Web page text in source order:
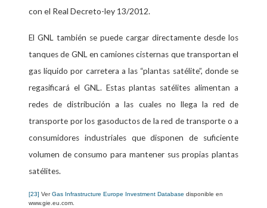
con el Real Decreto-ley 13/2012.
El GNL también se puede cargar directamente desde los
tanques de GNL en camiones cisternas que transportan el
gas líquido por carretera a las “plantas satélite”, donde se
regasificará el GNL. Estas plantas satélites alimentan a
redes de distribución a las cuales no llega la red de
transporte por los gasoductos de la red de transporte o a
consumidores industriales que disponen de suficiente
volumen de consumo para mantener sus propias plantas
satélites.
[23] VerGas Infrastructure Europe Investment Database disponible en
www.gie.eu.com.